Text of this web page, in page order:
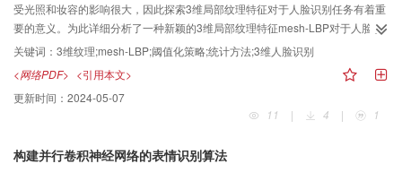
受光照和妆容的影响很大，因此探索3维局部纹理特征对于人脸识别任务有着重
要的意义。为此详细分析了一种新颖的3维局部纹理特征mesh-LBP对于人脸纹
理的描述能力。方法首先，在特征提取和识别任务之前，进行一系列的预处
理：人脸分割、离群点移除和孔洞填补；接着，在预处理后的人脸曲面上，提
取原始mesh-LBP特征，以及基于阈值化策略的3种改进特征：mesh-tLBP、
mesh-MBP和mesh-LTP；然后，对于上述提取的4种特征，采用不同的统计方
法，包括整体直方图、局部分块直方图和整体编码图像，用做人脸纹理的特征
似度进行人脸的识别任务。结果通过对比人脸曲面和普通物体曲面的纹理特
关键词： 3维纹理;mesh-LBP;阈值化策略;统计方法;3维人脸识别
<网络PDF> <引用本文>
更新时间： 2024-05-07
11
| 4 | 1
构建并行卷积神经网络的表情识别算法